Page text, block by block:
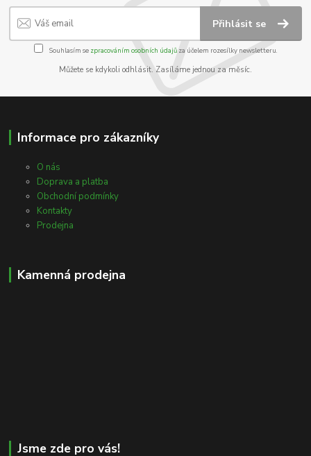
Přihlásit se
Souhlasím se zpracováním osobních údajůza účelem rozesílky newsletteru.
Můžete se kdykoli odhlásit. Zasíláme jednou za měsíc.
Informace pro zákazníky
O nás
Doprava a platba
Obchodní podmínky
Kontakty
Prodejna
Kamenná prodejna
Jsme zde pro vás!